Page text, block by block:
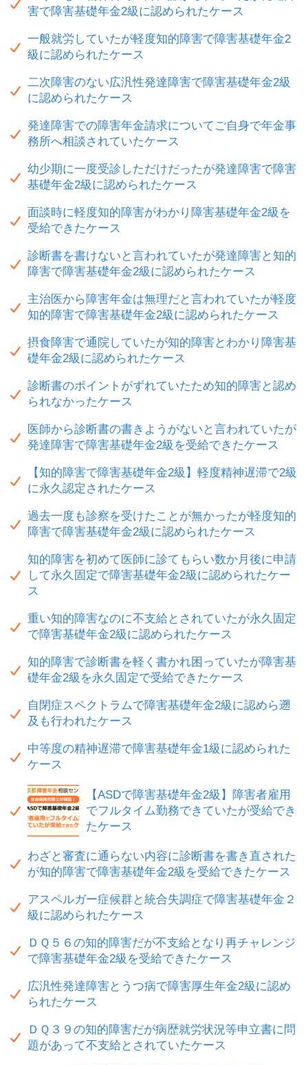
害で障害基礎年金2級に認められたケース
一般就労していたが軽度知的障害で障害基礎年金2
級に認められたケース
二次障害のない広汎性発達障害で障害基礎年金2級
に認められたケース
発達障害での障害年金請求についてご自身で年金事
務所へ相談されていたケース
幼少期に一度受診しただけだったが発達障害で障害
基礎年金2級に認められたケース
面談時に軽度知的障害がわかり障害基礎年金2級を
受給できたケース
診断書を書けないと言われていたが発達障害と知的
障害で障害基礎年金2級に認められたケース
主治医から障害年金は無理だと言われていたが軽度
知的障害で障害基礎年金2級に認められたケース
摂食障害で通院していたが知的障害とわかり障害基
礎年金2級に認められたケース
診断書のポイントがずれていたため知的障害と認め
られなかったケース
医師から診断書の書きようがないと言われていたが
発達障害で障害基礎年金2級を受給できたケース
【知的障害で障害基礎年金2級】軽度精神遅滞で2級
に永久認定されたケース
過去一度も診察を受けたことが無かったが軽度知的
障害で障害基礎年金2級に認められたケース
知的障害を初めて医師に診てもらい数か月後に申請
して永久固定で障害基礎年金2級に認められたケー
ス
重い知的障害なのに不支給とされていたが永久固定
で障害基礎年金2級に認められたケース
知的障害で診断書を軽く書かれ困っていたが障害基
礎年金2級を永久固定で受給できたケース
自閉症スペクトラムで障害基礎年金2級に認めら遡
及も行われたケース
中等度の精神遅滞で障害基礎年金1級に認められた
ケース
【ASDで障害基礎年金2級】障害者雇用
でフルタイム勤務できていたが受給でき
たケース
わざと審査に通らない内容に診断書を書き直された
が知的障害で障害基礎年金2級を受給できたケース
アスペルガー症候群と統合失調症で障害基礎年金２
級に認められたケース
ＤＱ５６の知的障害だが不支給となり再チャレンジ
で障害基礎年金2級を受給できたケース
広汎性発達障害とうつ病で障害厚生年金2級に認め
られたケース
ＤＱ３９の知的障害だが病歴就労状況等申立書に問
題があって不支給とされていたケース